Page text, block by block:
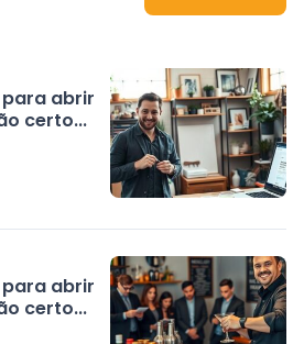
abrir
certo...
abrir
certo...